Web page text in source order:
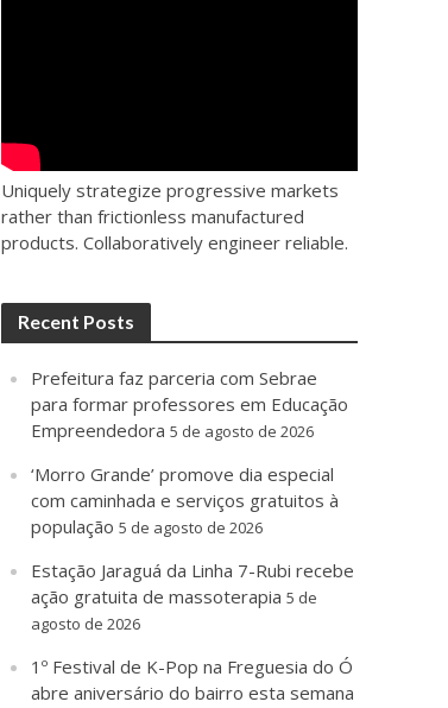
Uniquely strategize progressive markets
rather than frictionless manufactured
products. Collaboratively engineer reliable.
Recent Posts
Prefeitura faz parceria com Sebrae
para formar professores em Educação
Empreendedora 5 de agosto de 2026
‘Morro Grande’ promove dia especial
com caminhada e serviços gratuitos à
população 5 de agosto de 2026
Estação Jaraguá da Linha 7-Rubi recebe
ação gratuita de massoterapia 5 de
agosto de 2026
1º Festival de K-Pop na Freguesia do Ó
abre aniversário do bairro esta semana